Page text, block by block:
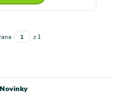
z 1
Novinky